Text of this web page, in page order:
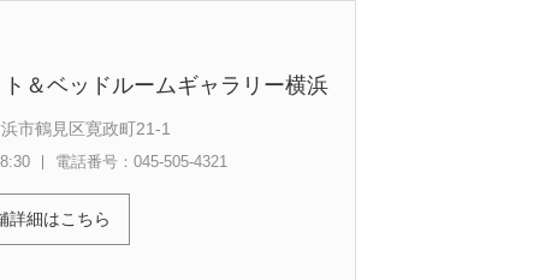
＆ベッドルームギャラリー横浜
市鶴見区寛政町21-1
電話番号：045-505-4321
詳細はこちら